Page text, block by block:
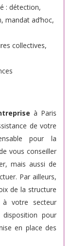
: détection,
mandat ad’hoc,
collectives,
à Paris
de votre
pour la
vous conseiller
mais aussi de
Par ailleurs,
de la structure
votre secteur
pour
en place des